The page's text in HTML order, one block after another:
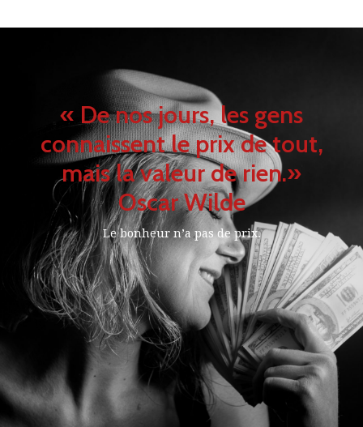
« De nos jours, les gens
connaissent le prix de tout,
mais la valeur de rien.»
Oscar Wilde
Le bonheur n’a pas de prix.